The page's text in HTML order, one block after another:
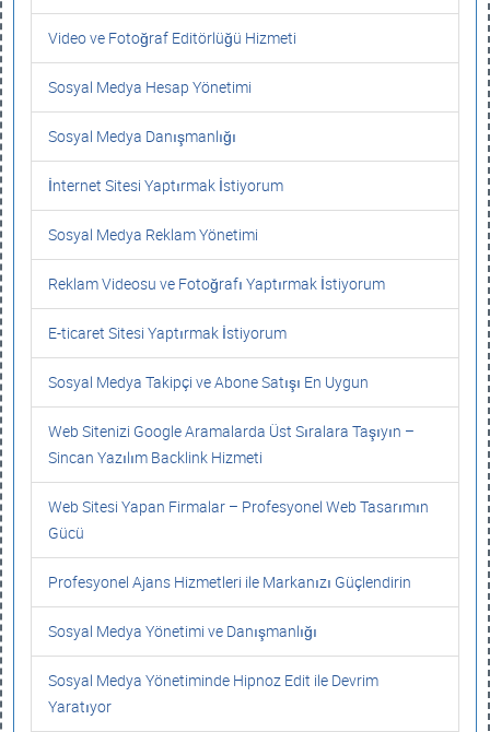
Video ve Fotoğraf Editörlüğü Hizmeti
Sosyal Medya Hesap Yönetimi
Sosyal Medya Danışmanlığı
İnternet Sitesi Yaptırmak İstiyorum
Sosyal Medya Reklam Yönetimi
Reklam Videosu ve Fotoğrafı Yaptırmak İstiyorum
E-ticaret Sitesi Yaptırmak İstiyorum
Sosyal Medya Takipçi ve Abone Satışı En Uygun
Web Sitenizi Google Aramalarda Üst Sıralara Taşıyın –
Sincan Yazılım Backlink Hizmeti
Web Sitesi Yapan Firmalar – Profesyonel Web Tasarımın
Gücü
Profesyonel Ajans Hizmetleri ile Markanızı Güçlendirin
Sosyal Medya Yönetimi ve Danışmanlığı
Sosyal Medya Yönetiminde Hipnoz Edit ile Devrim
Yaratıyor